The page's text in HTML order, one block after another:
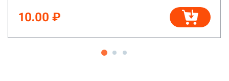
10.00 ₽